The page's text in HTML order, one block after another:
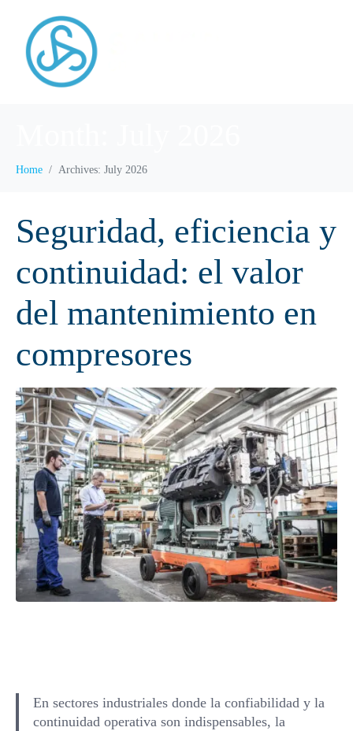
Home Archives: July 2026
Seguridad, eficiencia y
continuidad: el valor
del mantenimiento en
compresores
En sectores industriales donde la confiabilidad y la
continuidad operativa son indispensables, la